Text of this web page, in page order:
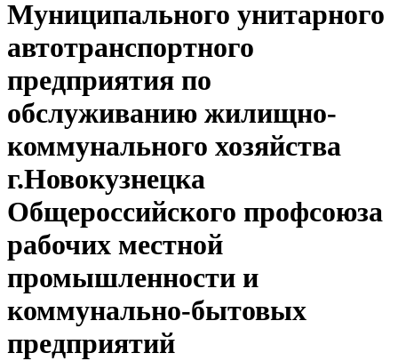
Муниципального унитарного
автотранспортного
предприятия по
обслуживанию жилищно-
коммунального хозяйства
г.Новокузнецка
Общероссийского профсоюза
рабочих местной
промышленности и
коммунально-бытовых
предприятий